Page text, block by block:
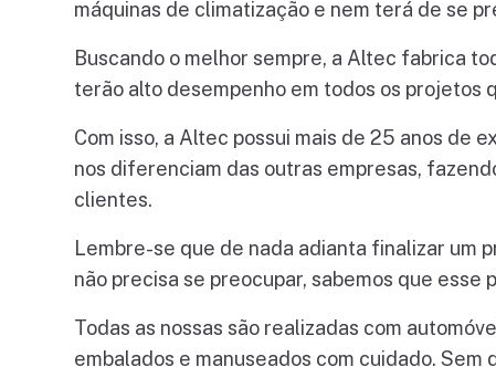
máquinas de climatização e nem terá de se
Buscando o melhor sempre, a Altec fabrica
terão alto desempenho em todos os projetos
Com isso, a Altec possui mais de 25 anos de
nos diferenciam das outras empresas,
clientes.
Lembre-se que de nada adianta finalizar um
não precisa se preocupar, sabemos que
Todas as nossas são realizadas com
embalados e manuseados com cuidado.